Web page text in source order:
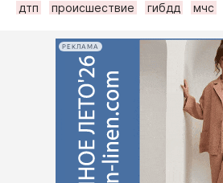
дтп
происшествие гибдд мчс
РЕКЛАМА